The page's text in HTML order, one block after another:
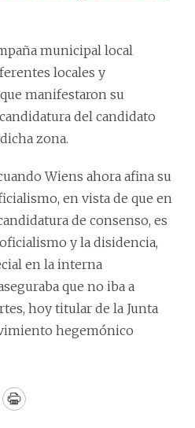
municipal local
locales y
manifestaron su
del candidato
zona.
Wiens ahora afina su
en vista de que en
de consenso, es
y la disidencia,
en la interna
que no iba a
hoy titular de la Junta
hegemónico
Print